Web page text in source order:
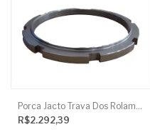
R$2.292,39